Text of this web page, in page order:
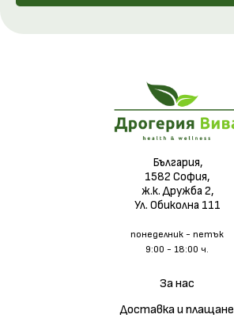
България,
1582 София,
ж.к. Дружба 2,
Ул. Обиколна 111
понеделник - петък
9:00 - 18:00 ч.
За нас
Доставка и плащане